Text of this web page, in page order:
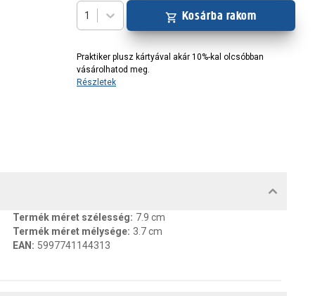
1 Kosárba rakom
Praktiker plusz kártyával akár 10%-kal olcsóbban
vásárolhatod meg.
Részletek
Termék méret szélesség: 7.9 cm
Termék méret mélysége: 3.7 cm
EAN : 5997741144313